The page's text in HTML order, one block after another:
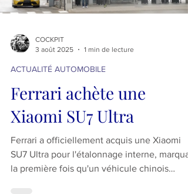
disposé d'un vrai circuit permanent où les
mécaniqu
COCKPIT
ACTUALITÉ AUTOMOBILE
Ferrari achète une